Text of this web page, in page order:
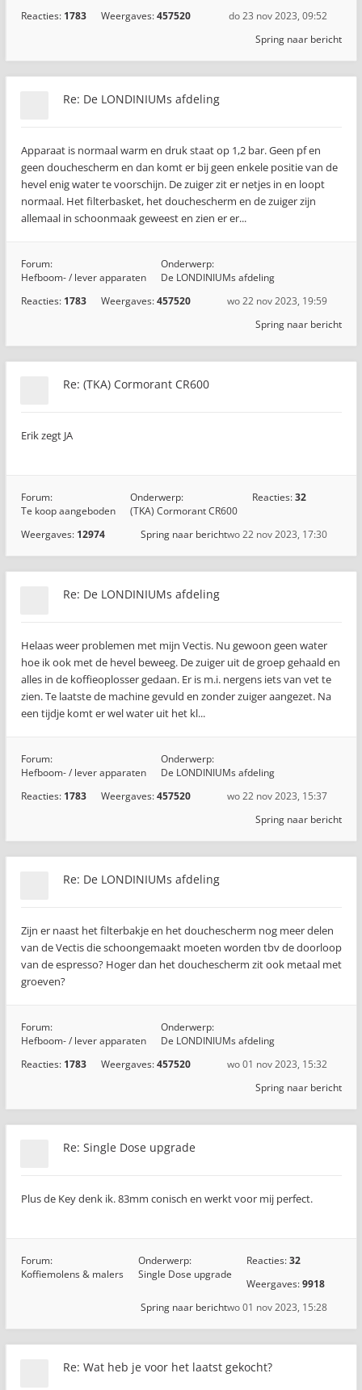
Reacties: 1783 Weergaves:457520
do 23 nov 2023, 09:52
Spring naar bericht
Re: De LONDINIUMs afdeling
Apparaat is normaal warm en druk staat op 1,2 bar. Geen pf en
geen douchescherm en dan komt er bij geen enkele positie van de
hevel enig water te voorschijn. De zuiger zit er netjes in en loopt
normaal. Het filterbasket, het douchescherm en de zuiger zijn
allemaal in schoonmaak geweest en zien er er...
Forum:
Hefboom- / lever apparaten
Onderwerp:
De LONDINIUMs afdeling
Reacties: 1783 Weergaves:457520
wo 22 nov 2023, 19:59
Spring naar bericht
Re: (TKA) Cormorant CR600
Erik zegt JA
Forum:
Te koop aangeboden
Onderwerp:
(TKA) Cormorant CR600
Reacties:32
Weergaves: 12974 wo 22 nov 2023, 17:30
Spring naar bericht
Re: De LONDINIUMs afdeling
Helaas weer problemen met mijn Vectis. Nu gewoon geen water
hoe ik ook met de hevel beweeg. De zuiger uit de groep gehaald en
alles in de koffieoplosser gedaan. Er is m.i. nergens iets van vet te
zien. Te laatste de machine gevuld en zonder zuiger aangezet. Na
een tijdje komt er wel water uit het kl...
Forum:
Hefboom- / lever apparaten
Onderwerp:
De LONDINIUMs afdeling
Reacties: 1783 Weergaves:457520
wo 22 nov 2023, 15:37
Spring naar bericht
Re: De LONDINIUMs afdeling
Zijn er naast het filterbakje en het douchescherm nog meer delen
van de Vectis die schoongemaakt moeten worden tbv de doorloop
van de espresso? Hoger dan het douchescherm zit ook metaal met
groeven?
Forum:
Hefboom- / lever apparaten
Onderwerp:
De LONDINIUMs afdeling
Reacties: 1783 Weergaves:457520
wo 01 nov 2023, 15:32
Spring naar bericht
Re: Single Dose upgrade
Plus de Key denk ik. 83mm conisch en werkt voor mij perfect.
Forum:
Koffiemolens & malers
Onderwerp:
Single Dose upgrade
Reacties:32
Weergaves:9918
wo 01 nov 2023, 15:28
Spring naar bericht
Re: Wat heb je voor het laatst gekocht?